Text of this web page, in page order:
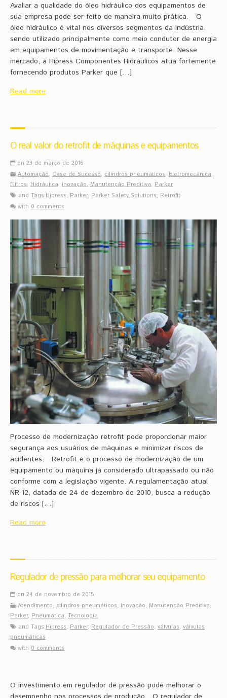
Avaliar a qualidade do óleo hidráulico dos equipamentos de
sua empresa pode ser feito de maneira muito prática. O
óleo hidráulico é vital nos diversos segmentos da indústria,
sendo utilizado principalmente como meio condutor de energia
em equipamentos de movimentação e transporte. Nesse
mercado, a Hipress Componentes Hidráulicos atua fortemente
fornecendo produtos Parker que […]
Read more
O real valor do retrofit de máquinas e equipamentos
on 23 de março de 2016
Automação, Case de Sucesso, cilindros pneumáticos, Eletromecânica,
Filtros, Hidráulica, Inovação, Manutenção Preditiva, Parker
and Tags:Hipress, Parker, Parker Safety Solutions, Retrofit
with 0 comments
Processo de modernização retrofit pode proporcionar maior
segurança aos usuários de máquinas e minimizar riscos de
acidentes. Retrofit é o processo de modernização de um
equipamento ou máquina já considerado ultrapassado ou não
conforme com a legislação vigente. A regulamentação atual
NR-12, datada de 24 de dezembro de 2010, busca a redução
de riscos […]
Read more
Regulador de pressão para melhorar seu equipamento
on 24 de novembro de 2015
Atendimento, cilindros pneumáticos, Inovação, Manutenção Preditiva,
Parker, Pneumática, Tecnologia
and Tags:Hipress, Parker, Regulador de Pressão, válvulas, válvulas
pneumáticas
with 0 comments
O investimento em regulador de pressão pode melhorar o